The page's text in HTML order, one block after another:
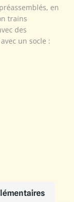
en
trains
des
un socle :